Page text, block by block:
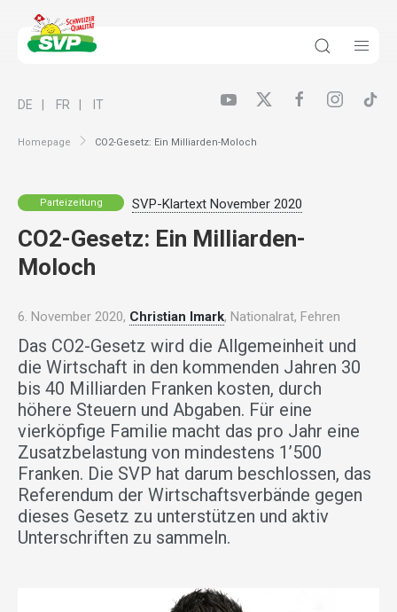
Homepage CO2-Gesetz: Ein Milliarden-Moloch
DE FR IT
Parteizeitung SVP-Klartext November 2020
CO2-Gesetz: Ein Milliarden-
Moloch
6. November 2020, Christian Imark, Nationalrat, Fehren
Das CO2-Gesetz wird die Allgemeinheit und
die Wirtschaft in den kommenden Jahren 30
bis 40 Milliarden Franken kosten, durch
höhere Steuern und Abgaben. Für eine
vierköpfige Familie macht das pro Jahr eine
Zusatzbelastung von mindestens 1’500
Franken. Die SVP hat darum beschlossen, das
Referendum der Wirtschaftsverbände gegen
dieses Gesetz zu unterstützen und aktiv
Unterschriften zu sammeln.